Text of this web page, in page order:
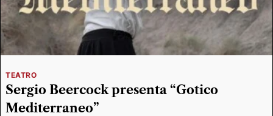
TEATRO
Sergio Beercock presenta “Gotico
Mediterraneo”